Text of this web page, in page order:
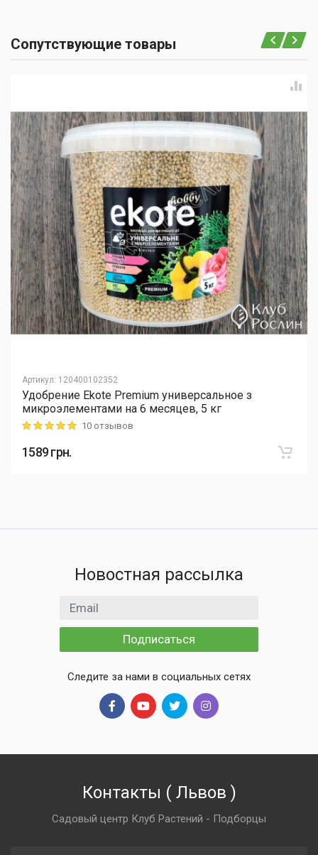
Сопутствующие товары
Артикул: 120400102352
Удобрение Ekote Premium универсальное з
микроэлементами на 6 месяцев, 5 кг
Rating: 5 out of 510 отзывов
1589грн.
Новостная рассылка
Email адрес
Подписаться
Следите за нами в социальных сетях
Контакты ( Львов )
Садовый центр Клуб Растений - Подборцы